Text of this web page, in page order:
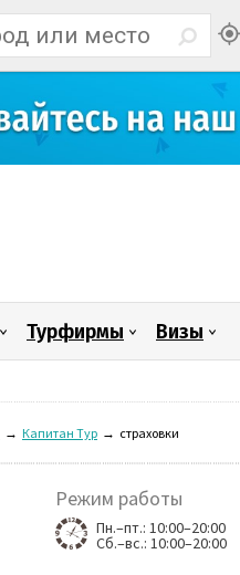
Турфирмы Визы
→ Капитан Тур → страховки
Режим работы
Пн.–пт.: 10:00–20:00
Cб.–вс.: 10:00–20:00